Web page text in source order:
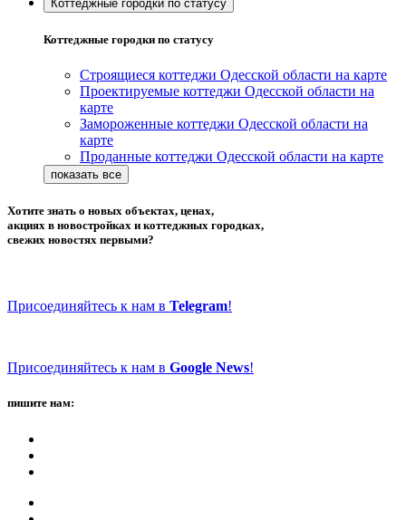
Коттеджные городки по статусу
Коттеджные городки по статусу
Строящиеся коттеджи Одесской области на карте
Проектируемые коттеджи Одесской области на
карте
Замороженные коттеджи Одесской области на
карте
Проданные коттеджи Одесской области на карте
Хотите знать о новых объектах, ценах,
акциях в новостройках и коттеджных городках,
свежих новостях первыми?
Присоединяйтесь к нам в Telegram!
Присоединяйтесь к нам в Google News!
пишите нам: